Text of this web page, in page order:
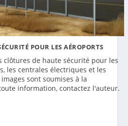
POUR LES AÉROPORTS
clôtures de haute sécurité pour les
les centrales électriques et les
sont soumises à la
information, contactez l'auteur.